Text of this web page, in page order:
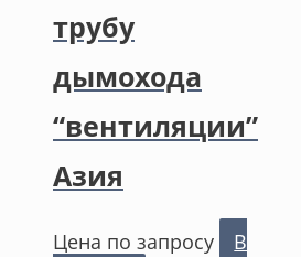
трубу
дымохода
“вентиляции”
Азия
Цена по запросу
В